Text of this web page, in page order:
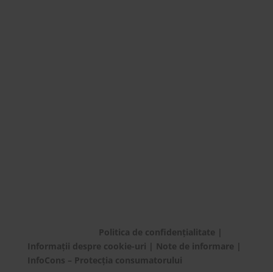
Politica de confidențialitate
Informații despre cookie-uri
Note de informare
InfoCons – Protecția consumatorului